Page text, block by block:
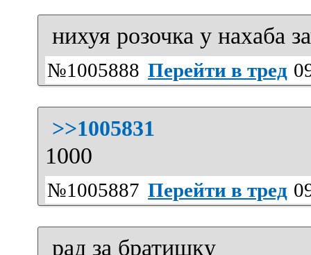
нихуя розочка у нахаба
№1005888 Перейти в тред
>>1005831
1000
№1005887 Перейти в тред
рад за братишку